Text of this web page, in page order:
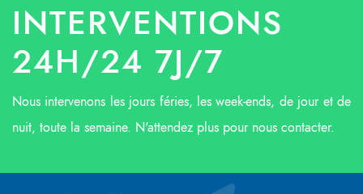
INTERVENTIONS
24H/24 7J/7
Nous intervenons les jours féries, les week-ends, de jour et de
nuit, toute la semaine. N'attendez plus pour nous contacter.